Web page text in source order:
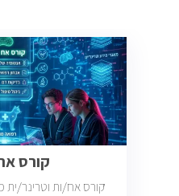
קורס
קורס אח/ות וטרינר/